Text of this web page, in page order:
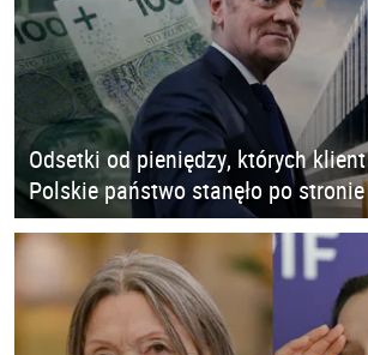
Odsetki od pieniędzy, których
Polskie państwo stanęło po